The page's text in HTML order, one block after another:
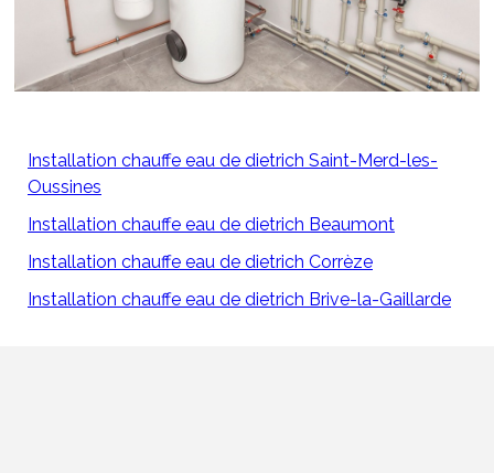
Installation chauffe eau de dietrich Saint-Merd-les-
Oussines
Installation chauffe eau de dietrich Beaumont
Installation chauffe eau de dietrich Corrèze
Installation chauffe eau de dietrich Brive-la-Gaillarde